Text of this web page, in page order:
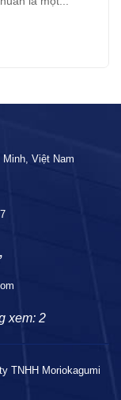
Việt Nam
xem: 2
TNHH Moriokagumi